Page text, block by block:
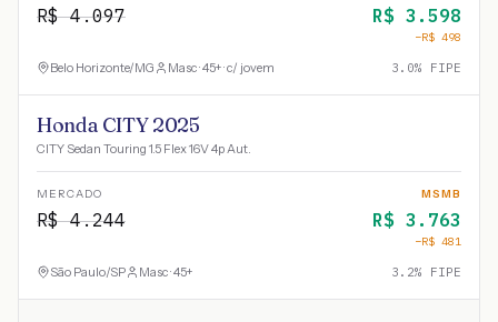
R$4.097 R$ 3.598
−R$ 498
Belo Horizonte/MG Masc · 45+ · c/ jovem 3.0% FIPE
Honda CITY 2025
CITY Sedan Touring 1.5 Flex 16V 4p Aut.
MERCADO
R$4.244
MSMB
R$ 3.763
−R$ 481
São Paulo/SP Masc · 45+ 3.2% FIPE